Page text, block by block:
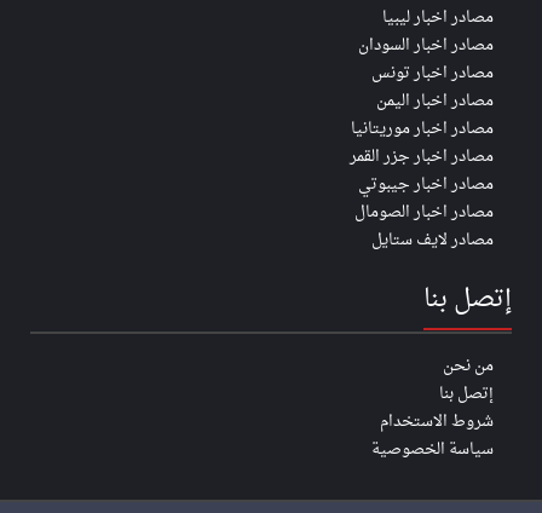
مصادر اخبار ليبيا
مصادر اخبار السودان
مصادر اخبار تونس
مصادر اخبار اليمن
مصادر اخبار موريتانيا
مصادر اخبار جزر القمر
مصادر اخبار جيبوتي
مصادر اخبار الصومال
مصادر لايف ستايل
إتصل بنا
من نحن
إتصل بنا
شروط الاستخدام
سياسة الخصوصية